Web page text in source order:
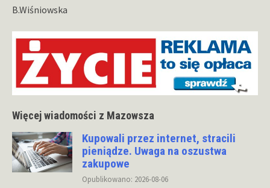
B.Wiśniowska
Więcej wiadomości z Mazowsza
Kupowali przez internet, stracili
pieniądze. Uwaga na oszustwa
zakupowe
Opublikowano: 2026-08-06